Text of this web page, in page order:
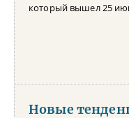
который вышел 25
Новые